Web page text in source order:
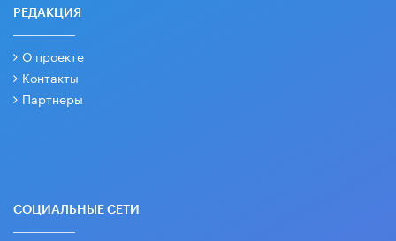
РЕДАКЦИЯ
О проекте
Контакты
Партнеры
СОЦИАЛЬНЫЕ СЕТИ